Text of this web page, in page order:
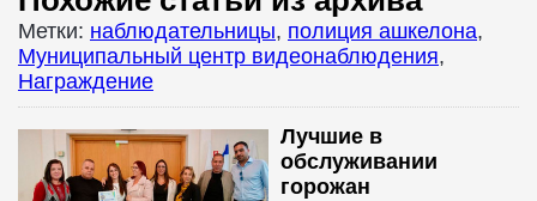
Метки: наблюдательницы, полиция ашкелона,
Муниципальный центр видеонаблюдения,
Награждение
Лучшие в
обслуживании
горожан